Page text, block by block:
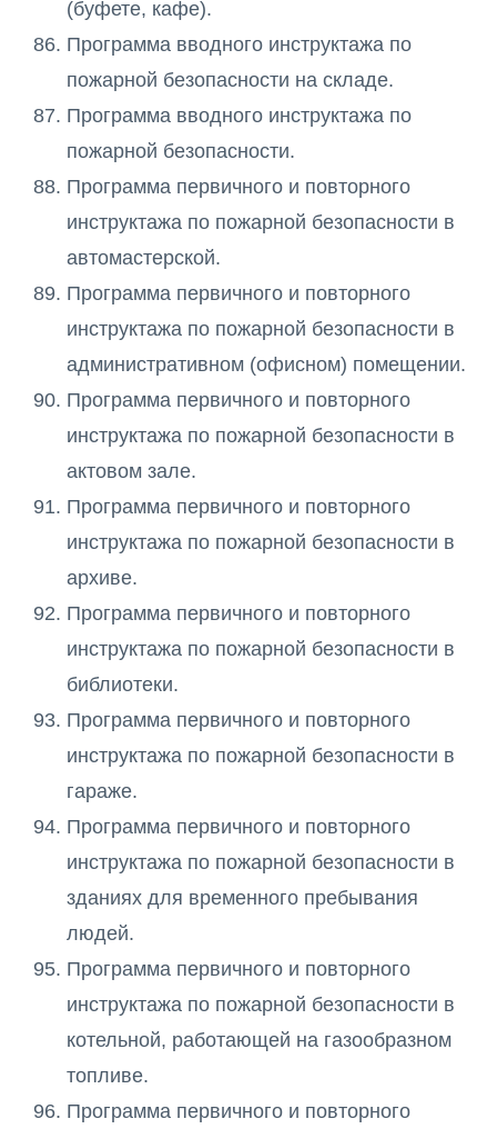
(буфете, кафе).
Программа вводного инструктажа по
пожарной безопасности на складе.
Программа вводного инструктажа по
пожарной безопасности.
Программа первичного и повторного
инструктажа по пожарной безопасности в
автомастерской.
Программа первичного и повторного
инструктажа по пожарной безопасности в
административном (офисном) помещении.
Программа первичного и повторного
инструктажа по пожарной безопасности в
актовом зале.
Программа первичного и повторного
инструктажа по пожарной безопасности в
архиве.
Программа первичного и повторного
инструктажа по пожарной безопасности в
библиотеки.
Программа первичного и повторного
инструктажа по пожарной безопасности в
гараже.
Программа первичного и повторного
инструктажа по пожарной безопасности в
зданиях для временного пребывания
людей.
Программа первичного и повторного
инструктажа по пожарной безопасности в
котельной, работающей на газообразном
топливе.
Программа первичного и повторного